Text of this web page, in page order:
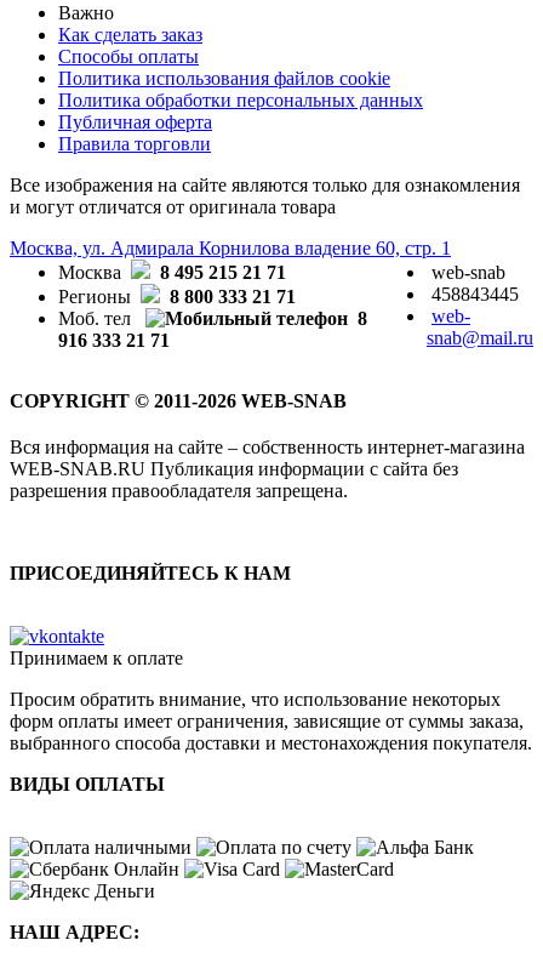
Важно
Как сделать заказ
Способы оплаты
Политика использования файлов cookie
Политика обработки персональных данных
Публичная оферта
Правила торговли
Все изображения на сайте являются только для ознакомления
и могут отличатся от оригинала товара
Москва, ул. Адмирала Корнилова владение 60, стр. 1
Москва
8 495 215 21 71
Регионы
8 800 333 21 71
Моб. тел
8
916 333 21 71
web-snab
458843445
web-
snab@mail.ru
COPYRIGHT © 2011-2026 WEB-SNAB
Вся информация на сайте – собственность интернет-магазина
WEB-SNAB.RU Публикация информации с сайта без
разрешения правообладателя запрещена.
ПРИСОЕДИНЯЙТЕСЬ К НАМ
Принимаем к оплате
Просим обратить внимание, что использование некоторых
форм оплаты имеет ограничения, зависящие от суммы заказа,
выбранного способа доставки и местонахождения покупателя.
ВИДЫ ОПЛАТЫ
НАШ АДРЕС: